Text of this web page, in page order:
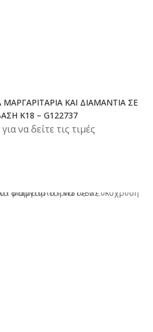
ΚΑΙ ΔΙΑΜΆΝΤΙΑ ΣΕ
Κ18 – G122737
να δείτε τις τιμές